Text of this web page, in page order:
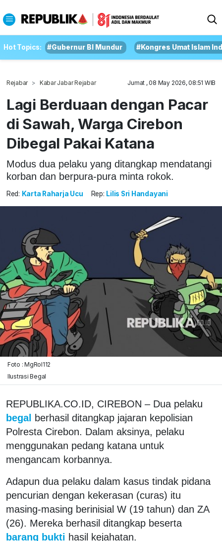
Hot Topics: #Gubernur BI Mundur #Kongres Umat Islam
Rejabar Kabar Jabar Rejabar Jumat , 08 May 2026, 08:51 WIB
Lagi Berduaan dengan Pacar
di Sawah, Warga Cirebon
Dibegal Pakai Katana
Modus dua pelaku yang ditangkap mendatangi
korban dan berpura-pura minta rokok.
Red: Karta Raharja Ucu Rep: Lilis Sri Handayani
Foto : MgRol112
Ilustrasi Begal
REPUBLIKA.CO.ID, CIREBON – Dua pelaku
begal
berhasil ditangkap jajaran kepolisian
Polresta Cirebon. Dalam aksinya, pelaku
menggunakan pedang katana untuk
mengancam korbannya.
Adapun dua pelaku dalam kasus tindak pidana
pencurian dengan kekerasan (curas) itu
masing-masing berinisial W (19 tahun) dan ZA
(26). Mereka berhasil ditangkap beserta
barang bukti hasil kejahatan.